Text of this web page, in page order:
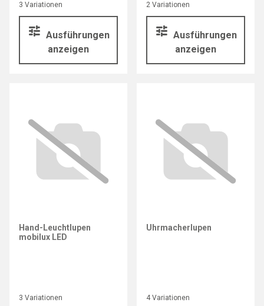
3 Variationen
Ausführungen
anzeigen
2 Variationen
Ausführungen
anzeigen
3 Variationen
Hand-Leuchtlupen
mobilux LED
4 Variationen
Uhrmacherlupen